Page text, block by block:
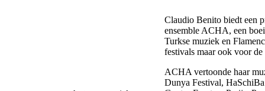
Claudio Benito biedt een
ensemble ACHA, een
Turkse muziek en
festivals maar ook voor
ACHA vertoonde haar
Dunya Festival,